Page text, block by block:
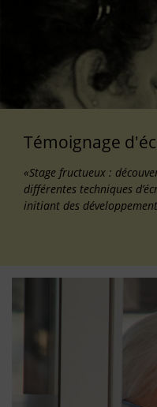
Témoignage
«Stage fructueux :
différentes techniques
initiant des